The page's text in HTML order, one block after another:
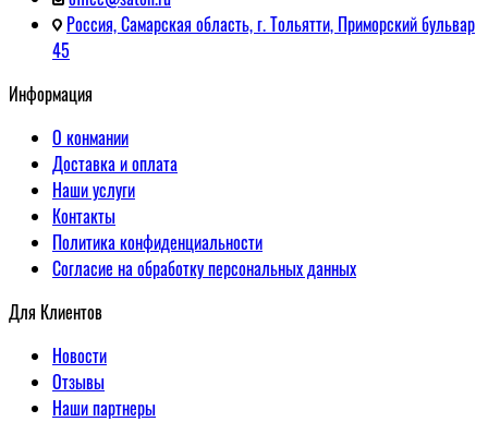
Россия, Самарская область, г. Тольятти, Приморский бульвар
45
Информация
О конмании
Доставка и оплата
Наши услуги
Контакты
Политика конфиденциальности
Согласие на обработку персональных данных
Для Клиентов
Новости
Отзывы
Наши партнеры